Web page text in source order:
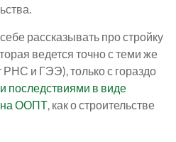
рассказывать про стройку
ведется точно с теми же
и ГЭЭ), только с гораздо
последствиями в виде
на ООПТ, как о строительстве